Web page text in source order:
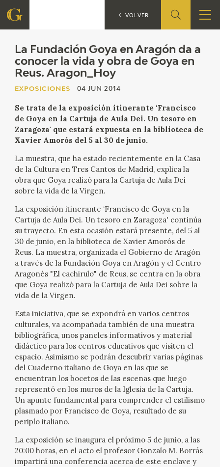
FUNDACIÓN
QUIENES SOMOS
ACCIÓN CORPORATIVA
CONTACTO
EXPOSICIONES
ACTIVIDADES
ACTUALIDAD
BLOG CUADERNO ITALIANO
FRANCISCO DE GOYA
BIOGRAFÍA
CRONOLOGÍA
CATÁLOGO
La Fundación Goya en Aragón da a
conocer la vida y obra de Goya en
Reus. Aragon_Hoy
EXPOSICIONES 04 JUN 2014
Se trata de la exposición itinerante ‘Francisco
de Goya en la Cartuja de Aula Dei. Un tesoro en
Zaragoza' que estará expuesta en la biblioteca de
Xavier Amorós del 5 al 30 de junio.
La muestra, que ha estado recientemente en la Casa
de la Cultura en Tres Cantos de Madrid, explica la
obra que Goya realizó para la Cartuja de Aula Dei
sobre la vida de la Virgen.
La exposición itinerante ‘Francisco de Goya en la
Cartuja de Aula Dei. Un tesoro en Zaragoza' continúa
su trayecto. En esta ocasión estará presente, del 5 al
30 de junio, en la biblioteca de Xavier Amorós de
Reus. La muestra, organizada el Gobierno de Aragón
a través de la Fundación Goya en Aragón y el Centro
Aragonés "El cachirulo" de Reus, se centra en la obra
que Goya realizó para la Cartuja de Aula Dei sobre la
vida de la Virgen.
Esta iniciativa, que se expondrá en varios centros
culturales, va acompañada también de una muestra
bibliográfica, unos paneles informativos y material
didáctico para los centros educativos que visiten el
espacio. Asimismo se podrán descubrir varias páginas
del Cuaderno italiano de Goya en las que se
encuentran los bocetos de las escenas que luego
representó en los muros de la Iglesia de la Cartuja.
Un apunte fundamental para comprender el estilismo
plasmado por Francisco de Goya, resultado de su
periplo italiano.
La exposición se inaugura el próximo 5 de junio, a las
20:00 horas, en el acto el profesor Gonzalo M. Borrás
impartirá una conferencia acerca de este enclave y
EXPOSICIONES La
VOLVER